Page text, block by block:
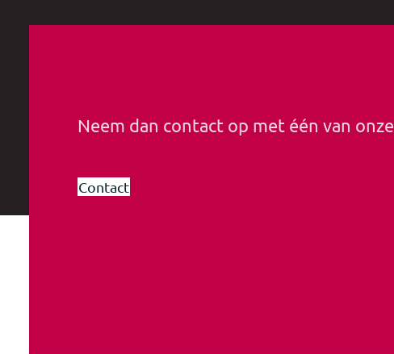
Neem dan contact op met één van
Contact